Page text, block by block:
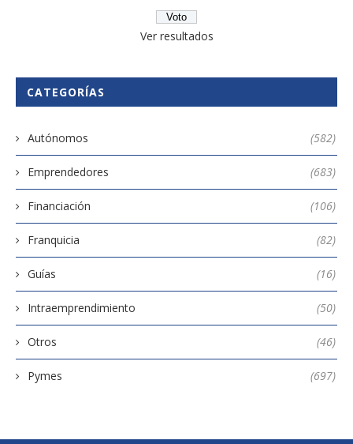
Ver resultados
CATEGORÍAS
Autónomos (582)
Emprendedores (683)
Financiación (106)
Franquicia (82)
Guías (16)
Intraemprendimiento (50)
Otros (46)
Pymes (697)